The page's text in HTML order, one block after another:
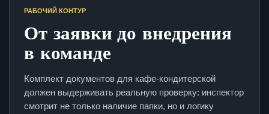
РАБОЧИЙ КОНТУР
От заявки до внедрения
в команде
Комплект документов для кафе-кондитерской
должен выдерживать реальную проверку: инспектор
смотрит не только наличие папки, но и логику